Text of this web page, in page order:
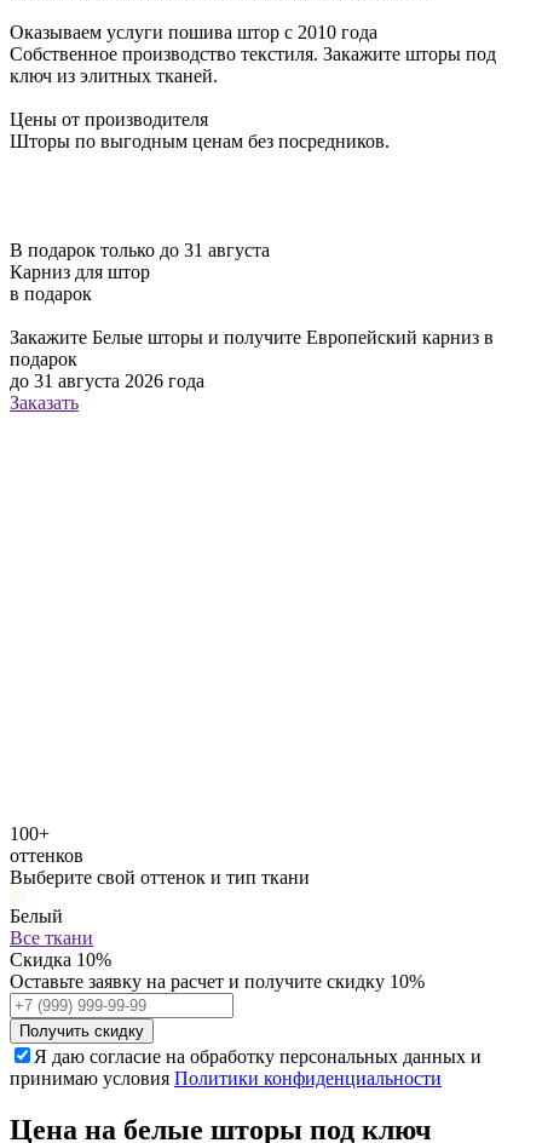
Оказываем услуги пошива штор с 2010 года
Собственное производство текстиля. Закажите шторы под
ключ из элитных тканей.
Цены от производителя
Шторы по выгодным ценам без посредников.
В подарок только до 31 августа
Карниз для штор
в подарок
Закажите Белые шторы и получите Европейский карниз в
подарок
до 31 августа 2026 года
Заказать
100+
оттенков
Выберите свой оттенок и тип ткани
Белый
Все ткани
Скидка 10%
Оставьте заявку на расчет и получите скидку 10%
Получить скидку
Я даю согласие на обработку персональных данных и
принимаю условия Политики конфиденциальности
Цена на белые шторы под ключ